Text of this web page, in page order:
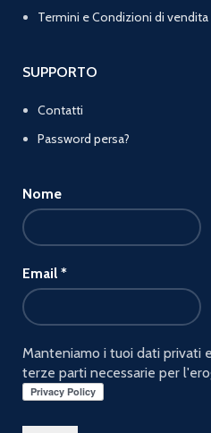
Termini e Condizioni di vendita
SUPPORTO
Contatti
Password persa?
Nome
Email *
Manteniamo i tuoi dati privati
terze parti necessarie per